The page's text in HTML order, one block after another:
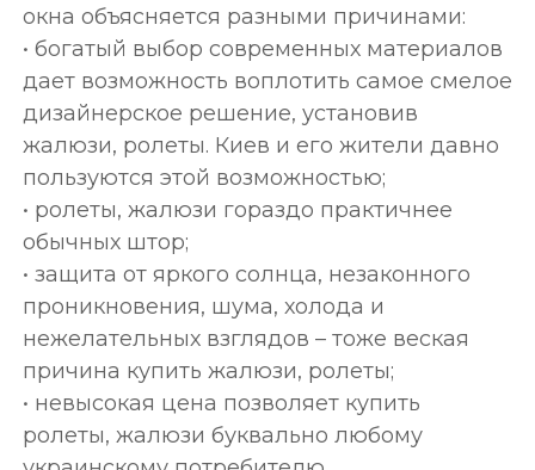
окна объясняется разными причинами:
• богатый выбор современных материалов
дает возможность воплотить самое смелое
дизайнерское решение, установив
жалюзи, ролеты. Киев и его жители давно
пользуются этой возможностью;
• ролеты, жалюзи гораздо практичнее
обычных штор;
• защита от яркого солнца, незаконного
проникновения, шума, холода и
нежелательных взглядов – тоже веская
причина купить жалюзи, ролеты;
• невысокая цена позволяет купить
ролеты, жалюзи буквально любому